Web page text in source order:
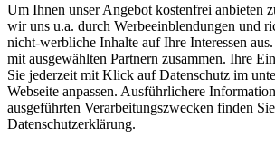
Um Ihnen unser Angebot kostenfrei anbieten
wir uns u.a. durch Werbeeinblendungen und
nicht-werbliche Inhalte auf Ihre Interessen
mit ausgewählten Partnern zusammen. Ihre
Sie jederzeit mit Klick auf Datenschutz im
Webseite anpassen. Ausführlichere
ausgeführten Verarbeitungszwecken finden
Datenschutzerklärung.